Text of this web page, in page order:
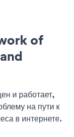
of
и работает,
на пути к
в интернете.